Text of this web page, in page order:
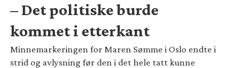
– Det politiske burde
kommet i etterkant
Minnemarkeringen for Maren Sømme i Oslo endte i
strid og avlysning før den i det hele tatt kunne